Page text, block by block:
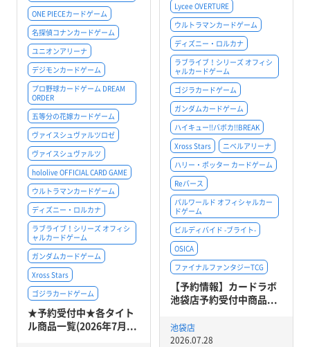
Lycee OVERTURE
ウルトラマンカードゲーム
ディズニー・ロルカナ
ラブライブ！シリーズ オフィシ
ャルカードゲーム
ゴジラカードゲーム
ガンダムカードゲーム
ハイキュー!!バボカ!!BREAK
Xross Stars
ニベルアリーナ
ハリー・ポッター カードゲーム
Reバース
パルワールド オフィシャルカー
ドゲーム
ビルディバイド -ブライト-
OSICA
ファイナルファンタジーTCG
【予約情報】カードラボ
池袋店予約受付中商品...
池袋店
2026.07.28
ONE PIECEカードゲーム
名探偵コナンカードゲーム
ユニオンアリーナ
デジモンカードゲーム
プロ野球カードゲーム DREAM
ORDER
五等分の花嫁カードゲーム
ヴァイスシュヴァルツロゼ
ヴァイスシュヴァルツ
hololive OFFICIAL CARD GAME
ウルトラマンカードゲーム
ディズニー・ロルカナ
ラブライブ！シリーズ オフィシ
ャルカードゲーム
ガンダムカードゲーム
Xross Stars
ゴジラカードゲーム
★予約受付中★各タイト
ル商品一覧(2026年7月...